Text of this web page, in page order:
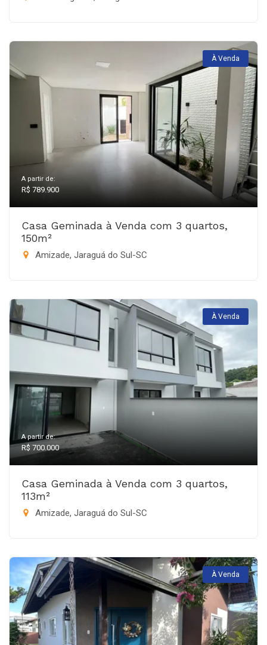
À Venda
A partir de:
R$ 789.900
Casa Geminada à Venda com 3 quartos,
150m²
Amizade, Jaraguá do Sul-SC
À Venda
A partir de:
R$ 700.000
Casa Geminada à Venda com 3 quartos,
113m²
Amizade, Jaraguá do Sul-SC
À Venda